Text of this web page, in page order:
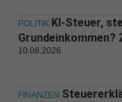
POLITIK KI-Steuer,
Grundeinkommen?
10.08.2026
FINANZEN